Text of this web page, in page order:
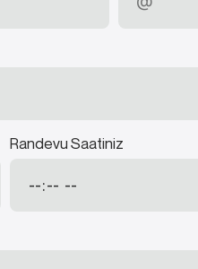
Randevu Saatiniz